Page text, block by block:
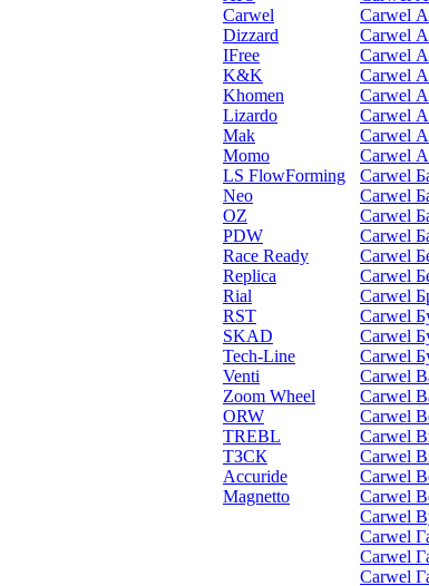
Carwel
Dizzard
IFree
K&K
Khomen
Lizardo
Mak
Momo
LS FlowForming
Neo
OZ
PDW
Race Ready
Replica
Rial
RST
SKAD
Tech-Line
Venti
Zoom Wheel
ORW
TREBL
ТЗСК
Accuride
Magnetto
Carwel
Carwel
Carwel
Carwel
Carwel
Carwel
Carwel
Carwel
Carwel
Carwel
Carwel
Carwel
Carwel
Carwel
Carwel
Carwel
Carwel
Carwel
Carwel
Carwel
Carwel
Carwel
Carwel
Carwel
Carwel
Carwel
Carwel
Carwel
Carwel